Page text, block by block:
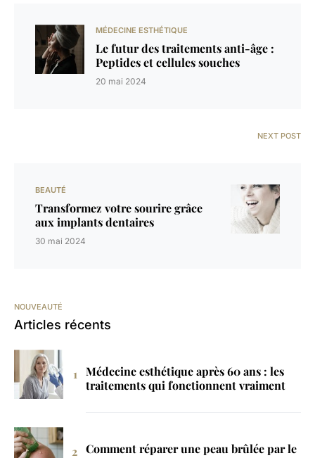
MÉDECINE ESTHÉTIQUE
Le futur des traitements anti-âge :
Peptides et cellules souches
20 mai 2024
NEXT POST
BEAUTÉ
Transformez votre sourire grâce
aux implants dentaires
30 mai 2024
NOUVEAUTÉ
Articles récents
Médecine esthétique après 60 ans : les
traitements qui fonctionnent vraiment
Comment réparer une peau brûlée par le